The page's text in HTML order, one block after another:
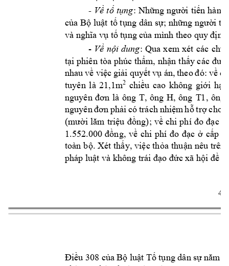
4
- Về tố tụng: Những người tiến hành
của Bộ luật tố tụng dân sự; những người
và nghĩa vụ tố tụng của mình theo quy định
- Về nội dung: Qua xem xét các
tại phiên tòa phúc thẩm, nhận thấy các
nhau về việc giải quyết vụ án, theo đó: về
tuyên là 21,1m2 chiều cao không giới
nguyên đơn là ông T, ông H, ông T1, ông
nguyên đơn phải có trách nhiệmhỗtrợ cho
(mười lăm triệu đồng); về chi phí đo đạc
1.552.000 đồng, về chi phí đo đạc ở cấp
toàn bộ. Xét thấy, việc thỏa thuận nêu trên
pháp luật và không trái đạo đức xã hội đề
Điều 308 của Bộ luật Tố tụng dân sự năm